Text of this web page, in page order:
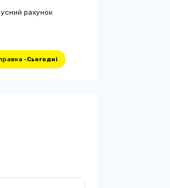
рахунок
-Сьогодні